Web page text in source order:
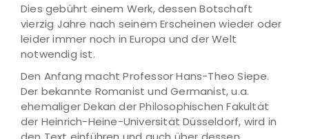
Dies gebührt einem Werk, dessen Botschaft
vierzig Jahre nach seinem Erscheinen wieder oder
leider immer noch in Europa und der Welt
notwendig ist.
Den Anfang macht Professor Hans-Theo Siepe.
Der bekannte Romanist und Germanist, u.a.
ehemaliger Dekan der Philosophischen Fakultät
der Heinrich-Heine-Universität Düsseldorf, wird in